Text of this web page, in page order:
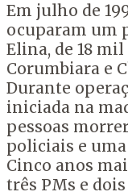
Em julho de
ocuparam um
Elina, de 18
Corumbiara e
Durante
iniciada na
pessoas
policiais e
Cinco anos
três PMs e